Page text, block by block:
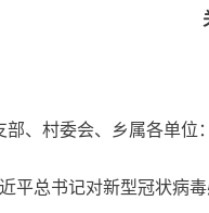
、村委会、乡属各单位：
平总书记对新型冠状病